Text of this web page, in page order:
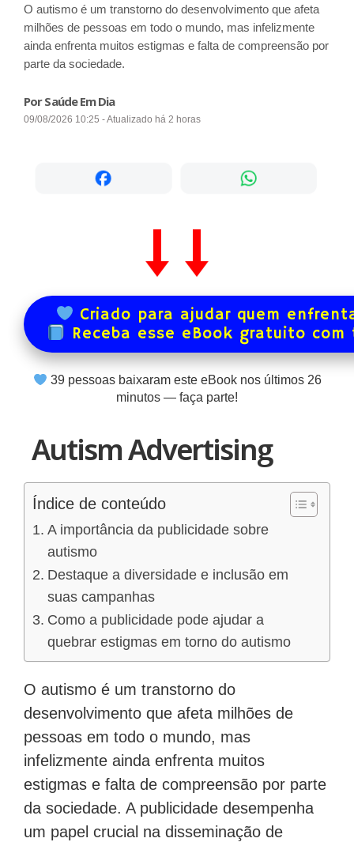
O autismo é um transtorno do desenvolvimento que afeta
milhões de pessoas em todo o mundo, mas infelizmente
ainda enfrenta muitos estigmas e falta de compreensão por
parte da sociedade.
Por Saúde Em Dia
09/08/2026 10:25 - Atualizado há 2 horas
Criado para ajudar quem
Receba esse eBook gratuito
39pessoas baixaram este eBook nos últimos 26
minutos — faça parte!
Autism Advertising
Índice de conteúdo
A importância da publicidade sobre
autismo
Destaque a diversidade e inclusão em
suas campanhas
Como a publicidade pode ajudar a
quebrar estigmas em torno do autismo
O autismo é um transtorno do
desenvolvimento que afeta milhões de
pessoas em todo o mundo, mas
infelizmente ainda enfrenta muitos
estigmas e falta de compreensão por parte
da sociedade. A publicidade desempenha
um papel crucial na disseminação de